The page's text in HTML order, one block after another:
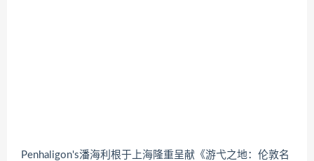
Penhaligon's潘海利根于上海隆重呈献《游弋之地：伦敦名